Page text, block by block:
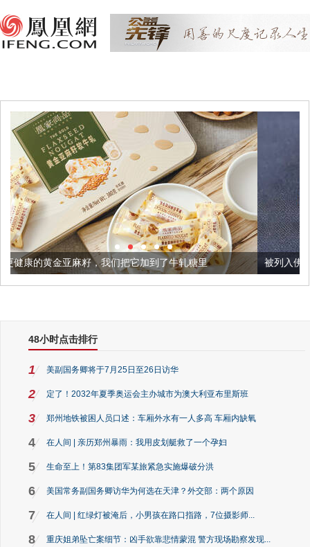
我们把它加到了牛轧糖里 被列入佛家七宝的它到底有多
48小时点击排行
1 美副国务卿将于7月25日至26日访华
2 定了！2032年夏季奥运会主办城市为澳大利亚布里斯班
3 郑州地铁被困人员口述：车厢外水有一人多高 车厢内缺氧
4 在人间 | 亲历郑州暴雨：我用皮划艇救了一个孕妇
5 生命至上！第83集团军某旅紧急实施爆破分洪
6 美国常务副国务卿访华为何选在天津？外交部：两个原因
7 在人间 | 红绿灯被淹后，小男孩在路口指路，7位摄影师...
8 重庆姐弟坠亡案细节：凶手欲靠悲情蒙混 警方现场勘察发现...